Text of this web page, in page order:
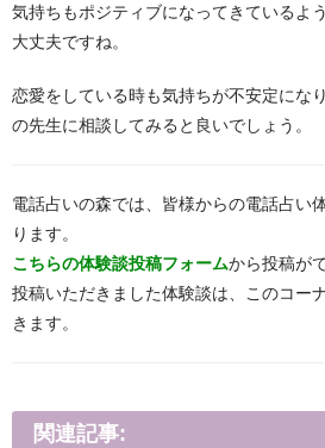
気持ちもポジティブになってきているよ
大丈夫ですね。
恋愛をしている時も気持ちが不安定にな
の先生に相談してみると良いでしょう。
電話占いの森では、皆様からの電話占い
ります。
こちらの体験談投稿フォームから投稿が
投稿いただきました体験談は、このコー
きます。
関連記事: